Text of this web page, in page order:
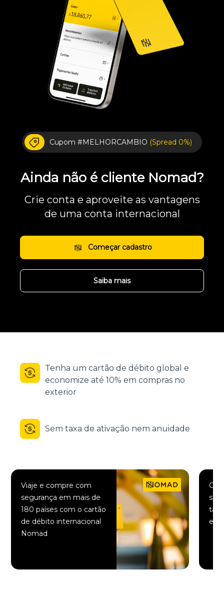
Cupom #MELHORCAMBIO (Spread 0%)
Ainda não é cliente Nomad?
Crie conta e aproveite as vantagens
de uma conta internacional
Começar cadastro
Saiba mais
Tenha um cartão de débito global e
economize até 10% em compras no
exterior
Sem taxa de ativação nem anuidade
Viaje e compre com
segurança em mais de
180 países com o cartão
de débito internacional
Nomad